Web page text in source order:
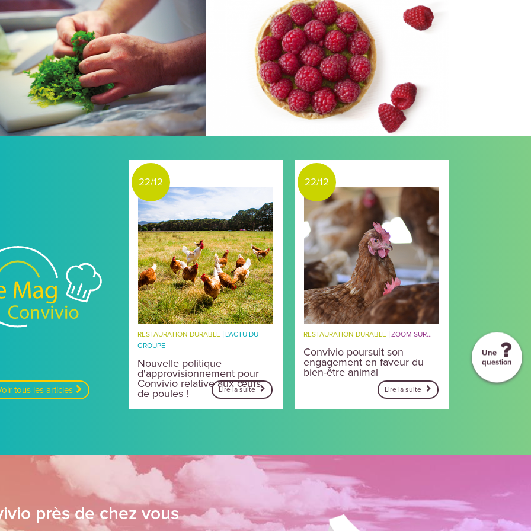
Une
question
tous les articles
22/12
RESTAURATION DURABLE
L'ACTU DU
GROUPE
Nouvelle politique
d'approvisionnement pour
Convivio relative aux œufs
de poules ! Lire la suite
22/12
RESTAURATION DURABLE ZOOM SUR...
Convivio poursuit son
engagement en faveur du
bien-être animal
Lire la suite
près de chez vous